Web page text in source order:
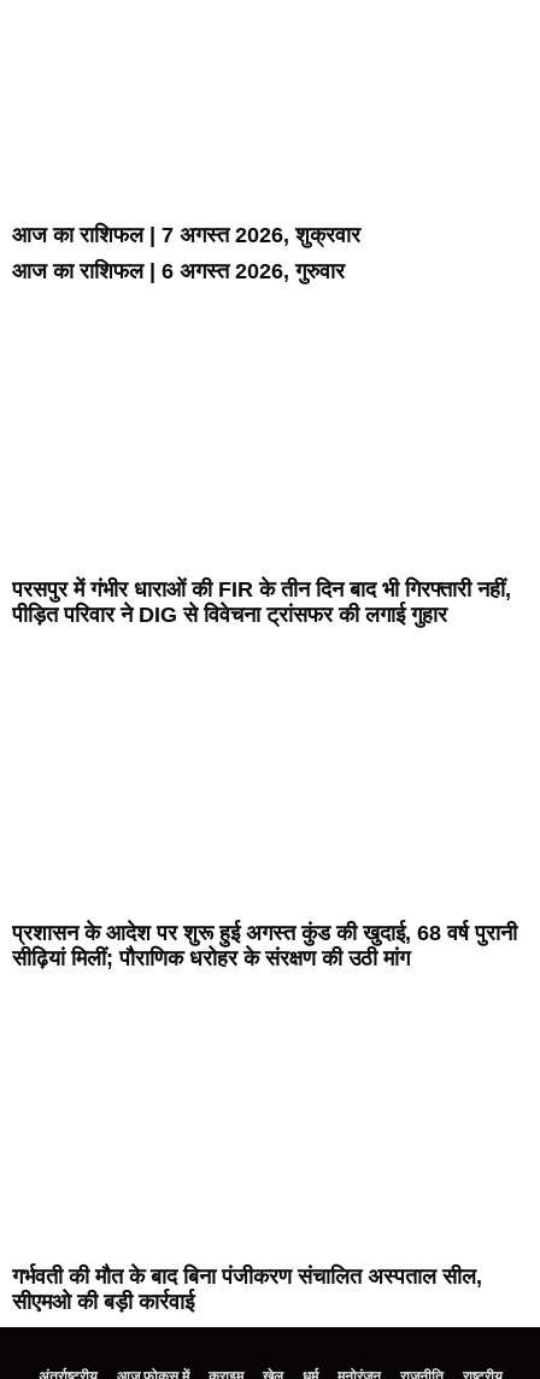
आज का राशिफल | 7 अगस्त 2026, शुक्रवार
आज का राशिफल | 6 अगस्त 2026, गुरुवार
परसपुर में गंभीर धाराओं की FIR के तीन दिन बाद भी गिरफ्तारी नहीं,
पीड़ित परिवार ने DIG से विवेचना ट्रांसफर की लगाई गुहार
प्रशासन के आदेश पर शुरू हुई अगस्त कुंड की खुदाई, 68 वर्ष पुरानी
सीढ़ियां मिलीं; पौराणिक धरोहर के संरक्षण की उठी मांग
गर्भवती की मौत के बाद बिना पंजीकरण संचालित अस्पताल सील,
सीएमओ की बड़ी कार्रवाई